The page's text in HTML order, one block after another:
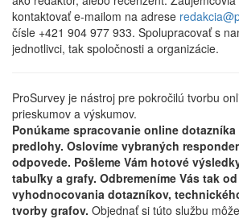
kontaktovať e-mailom na adrese
čísle +421 904 977 933. Spolupracovať s
jednotlivci, tak spoločnosti a organizácie.
ProSurvey je nástroj pre pokročilú tvorbu
prieskumov a výskumov.
Ponúkame spracovanie online
predlohy. Oslovíme vybraných
odpovede. Pošleme Vám hotové
tabuľky a grafy. Odbremeníme Vás tak
vyhodnocovania dotazníkov,
tvorby grafov. Objednať si túto službu